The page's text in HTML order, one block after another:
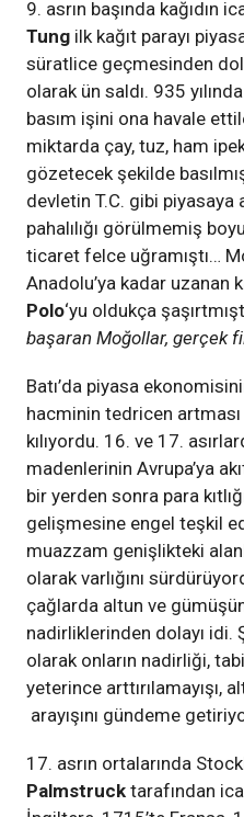
9. asrın başında kağıdın
Tung ilk kağıt parayı
süratlice geçmesinden
olarak ün saldı. 935
basım işini ona havale
miktarda çay, tuz, ham
gözetecek şekilde
devletin T.C. gibi
pahalılığı görülmemiş
ticaret felce uğramıştı…
Anadolu’ya kadar uzanan
Polo‘yu oldukça
başaran Moğollar, gerçek
Batı’da piyasa
hacminin tedricen
kılıyordu. 16. ve 17.
madenlerinin Avrupa’ya
bir yerden sonra para
gelişmesine engel teşkil
muazzam genişlikteki
olarak varlığını
çağlarda altun ve
nadirliklerinden dolayı idi.
olarak onların nadirliği,
yeterince arttırılamayışı,
arayışını gündeme
17. asrın ortalarında
Palmstruck tarafından